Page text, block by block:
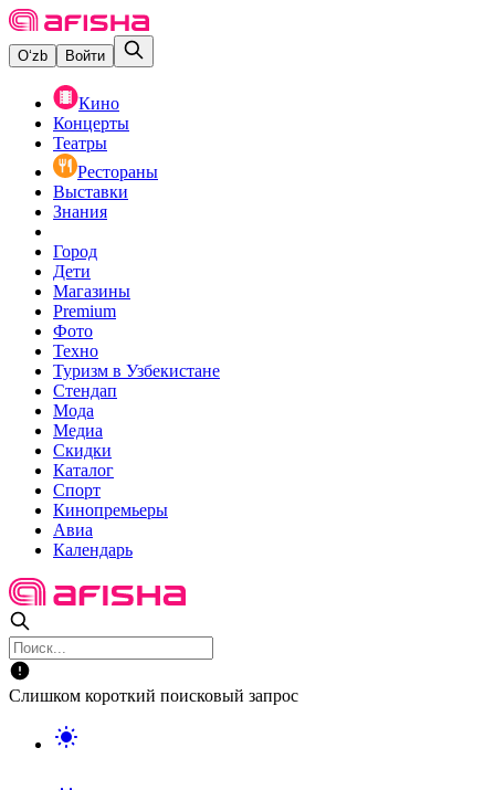
O‘zb Войти
Кино
Концерты
Театры
Рестораны
Выставки
Знания
Город
Дети
Магазины
Premium
Фото
Техно
Туризм в Узбекистане
Стендап
Мода
Медиа
Скидки
Каталог
Спорт
Кинопремьеры
Авиа
Календарь
Слишком короткий поисковый запрос